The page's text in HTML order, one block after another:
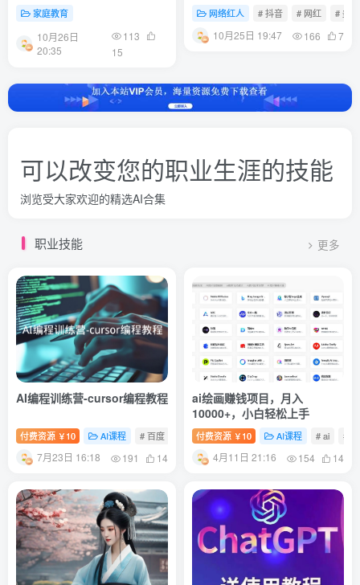
家庭教育
10月26日
20:35
113
15
事让人泪笑交织
网络红人 # 抖音 # 网红 # 美食
10月25日 19:47 166 7
可以改变您的职业生涯的技能
浏览受大家欢迎的精选AI合集
职业技能 更多
AI编程训练营-cursor编程教程
付费资源 ￥ 10 AI课程 # 百度 # 腾讯
7月23日 16:18 191 14
ai绘画赚钱项目，月入
10000+，小白轻松上手
付费资源 ￥ 10 AI课程 # ai #
4月11日 21:16 154 14